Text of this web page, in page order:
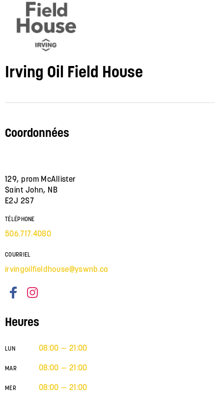
Irving Oil Field House
Coordonnées
129, prom McAllister
Saint John, NB
E2J 2S7
TÉLÉPHONE
506.717.4080
COURRIEL
irvingoilfieldhouse@yswnb.ca
Heures
LUN 08:00 — 21:00
MAR 08:00 — 21:00
MER 08:00 — 21:00